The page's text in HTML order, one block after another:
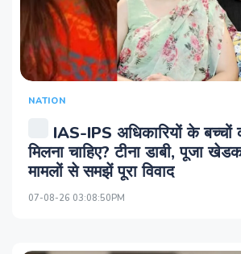
NATION
IAS-IPS अधिकारियों के बच्चों
मिलना चाहिए? टीना डाबी, पूजा
मामलों से समझें पूरा विवाद
07-08-26 03:08:50PM